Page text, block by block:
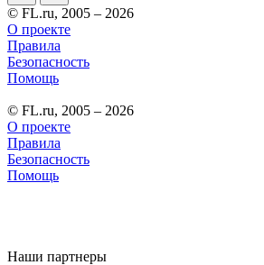
© FL.ru, 2005 – 2026
О проекте
Правила
Безопасность
Помощь
© FL.ru, 2005 – 2026
О проекте
Правила
Безопасность
Помощь
Наши партнеры